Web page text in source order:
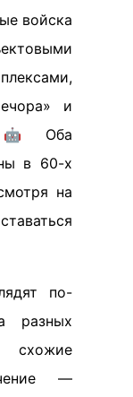
войска
и
🤖 Оба
в 60-х
на
по-
разных
схожие
—